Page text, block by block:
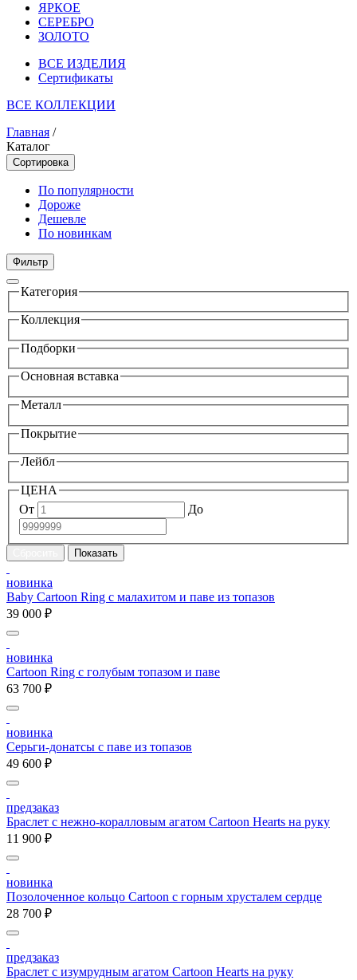
ЯРКОЕ
СЕРЕБРО
ЗОЛОТО
ВСЕ ИЗДЕЛИЯ
Сертификаты
ВСЕ КОЛЛЕКЦИИ
Главная /
Каталог
Сортировка
По популярности
Дороже
Дешевле
По новинкам
Фильтр
Категория
Коллекция
Подборки
Основная вставка
Металл
Покрытие
Лейбл
ЦЕНА
От
До
новинка
Baby Cartoon Ring с малахитом и паве из топазов
39 000 ₽
новинка
Cartoon Ring с голубым топазом и паве
63 700 ₽
новинка
Серьги-донатсы с паве из топазов
49 600 ₽
предзаказ
Браслет с нежно-коралловым агатом Cartoon Hearts на руку
11 900 ₽
новинка
Позолоченное кольцо Cartoon c горным хрусталем сердце
28 700 ₽
предзаказ
Браслет с изумрудным агатом Cartoon Hearts на руку